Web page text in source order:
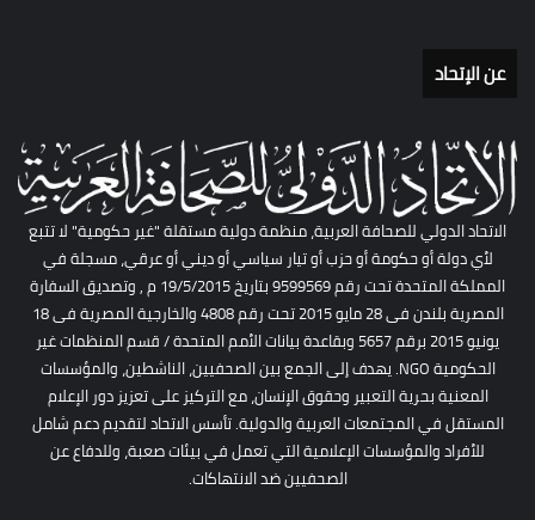
عن الإتحاد
الاتحاد الدولي للصحافة العربية، منظمة دولية مستقلة "غير حكومية" لا تتبع
لأي دولة أو حكومة أو حزب أو تيار سياسي أو ديني أو عرقي، مسجلة في
المملكة المتحدة تحت رقم 9599569 بتاريخ 19/5/2015 م , وتصديق السفارة
المصرية بلندن فى 28 مايو 2015 تحت رقم 4808 والخارجية المصرية فى 18
يونيو 2015 برقم 5657 وبقاعدة بيانات الأمم المتحدة / قسم المنظمات غير
الحكومية NGO. يهدف إلى الجمع بين الصحفيين، الناشطين، والمؤسسات
المعنية بحرية التعبير وحقوق الإنسان، مع التركيز على تعزيز دور الإعلام
المستقل في المجتمعات العربية والدولية. تأسس الاتحاد لتقديم دعم شامل
للأفراد والمؤسسات الإعلامية التي تعمل في بيئات صعبة، وللدفاع عن
الصحفيين ضد الانتهاكات.